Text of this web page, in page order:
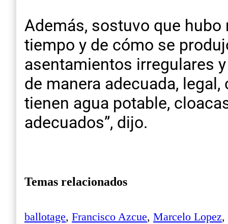
Además, sostuvo que
tiempo y de cómo se
asentamientos irregulares
de manera adecuada,
tienen agua potable,
adecuados”, dijo.
Temas relacionados
ballotage, Francisco Azcue, Marcelo Lopez,